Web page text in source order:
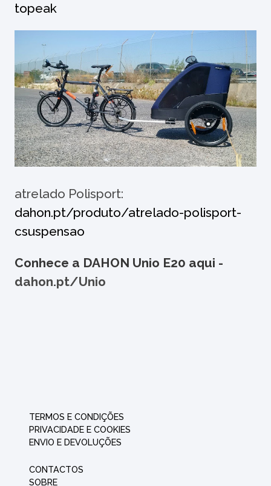
topeak
atrelado Polisport:
dahon.pt/produto/atrelado-polisport-
csuspensao
Conhece a DAHON Unio E20 aqui -
dahon.pt/Unio
TERMOS E CONDIÇÕES
PRIVACIDADE E COOKIES
ENVIO E DEVOLUÇÕES
CONTACTOS
SOBRE